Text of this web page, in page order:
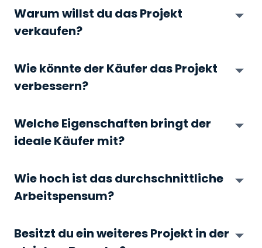
Warum willst du das Projekt
verkaufen?
Wie könnte der Käufer das Projekt
verbessern?
Welche Eigenschaften bringt der
ideale Käufer mit?
Wie hoch ist das durchschnittliche
Arbeitspensum?
Besitzt du ein weiteres Projekt in der